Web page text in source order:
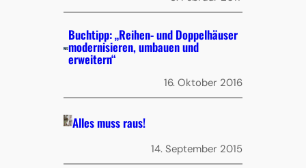
Buchtipp: „Reihen- und Doppelhäuser
modernisieren, umbauen und
erweitern“
16. Oktober 2016
Alles muss raus!
14. September 2015